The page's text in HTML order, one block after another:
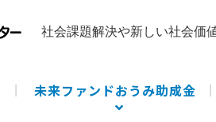
社会課題解決や新しい社会価
未来ファンドおうみ助成金